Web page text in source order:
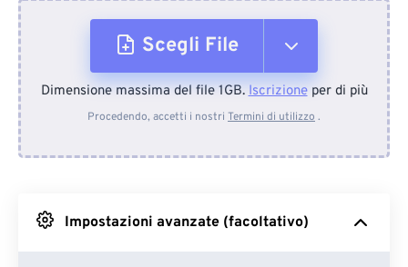
Scegli File
Dal dispositivo
Da Google Drive
Dimensione massima del file 1GB.Iscrizioneper di più
Procedendo, accetti i nostri Termini di utilizzo .
Impostazioni avanzate (facoltativo)